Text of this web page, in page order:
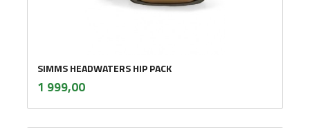
SIMMS HEADWATERS HIP PACK
Pris
1 999,00mva.